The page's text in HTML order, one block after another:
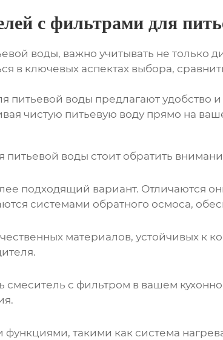
с фильтрами для
воды, важно учитывать не только
в ключевых аспектах выбора,
питьевой воды предлагают удобство
чистую питьевую воду прямо на
питьевой воды стоит обратить
подходящий вариант. Отличаются
системами обратного осмоса,
материалов, устойчивых к
смеситель с фильтром в вашем
такими как система